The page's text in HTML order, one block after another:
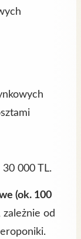
30 000 TL.
(ok. 100
od